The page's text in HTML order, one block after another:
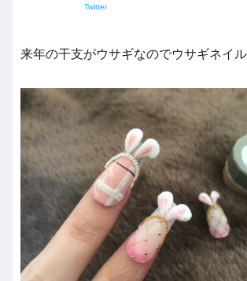
Twitter
来年の干支がウサギなのでウサギネイ